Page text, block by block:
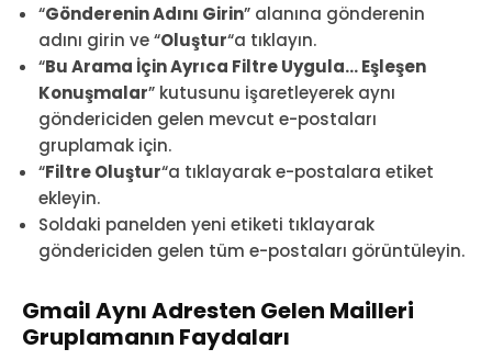
“Gönderenin Adını Girin” alanına gönderenin
adını girin ve “Oluştur“a tıklayın.
“Bu Arama İçin Ayrıca Filtre Uygula… Eşleşen
Konuşmalar” kutusunu işaretleyerek aynı
göndericiden gelen mevcut e-postaları
gruplamak için.
“Filtre Oluştur“a tıklayarak e-postalara etiket
ekleyin.
Soldaki panelden yeni etiketi tıklayarak
göndericiden gelen tüm e-postaları görüntüleyin.
Gmail Aynı Adresten Gelen Mailleri
Gruplamanın Faydaları